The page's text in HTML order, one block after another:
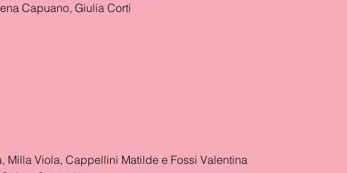
Capuano, Giulia Corti
Milla Viola, Cappellini Matilde e Fossi Valentina